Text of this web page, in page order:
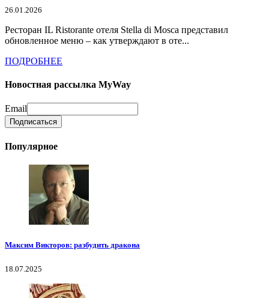
26.01.2026
Ресторан IL Ristorante отеля Stella di Mosca представил
обновленное меню – как утверждают в оте...
ПОДРОБНЕЕ
Новостная рассылка MyWay
Email
Популярное
Максим Викторов: разбудить дракона
18.07.2025